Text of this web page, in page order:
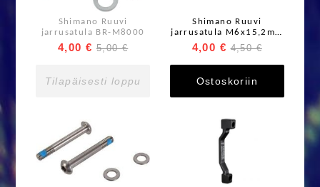
Shimano Ruuvi
jarrusatula BR-M8000
4,00 € 5,00 €
Tilapäisesti loppu
Shimano Ruuvi
jarrusatula M6x15,2mm
erikoiskevyt
4,00 € 4,50 €
Ostoskoriin